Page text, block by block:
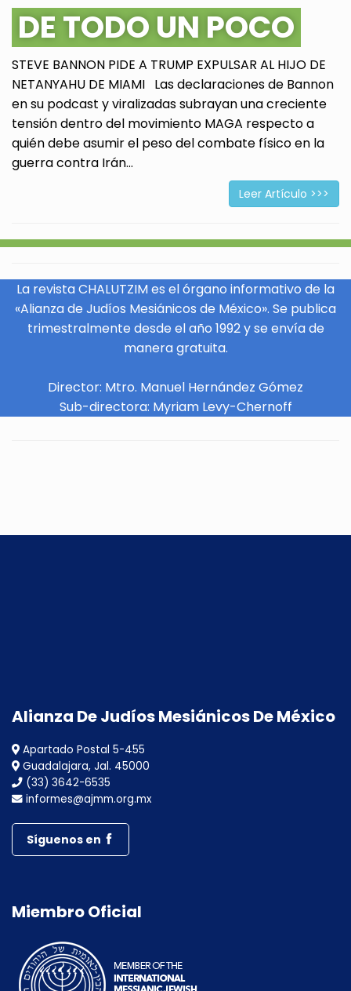
DE TODO UN POCO
STEVE BANNON PIDE A TRUMP EXPULSAR AL HIJO DE
NETANYAHU DE MIAMI Las declaraciones de Bannon
en su podcast y viralizadas subrayan una creciente
tensión dentro del movimiento MAGA respecto a
quién debe asumir el peso del combate físico en la
guerra contra Irán...
Leer Artículo >>>
La revista CHALUTZIM es el órgano informativo de la
«Alianza de Judíos Mesiánicos de México». Se publica
trimestralmente desde el año 1992 y se envía de
manera gratuita.
Director: Mtro. Manuel Hernández Gómez
Sub-directora: Myriam Levy-Chernoff
Alianza De Judíos Mesiánicos De México
Apartado Postal 5-455
Guadalajara, Jal. 45000
(33) 3642-6535
informes@ajmm.org.mx
Síguenos en
Miembro Oficial